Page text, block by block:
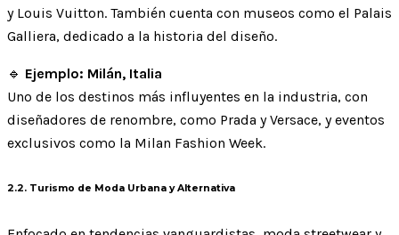
y Louis Vuitton. También cuenta con museos como el Palais
Galliera, dedicado a la historia del diseño.
🔹 Ejemplo: Milán, Italia
Uno de los destinos más influyentes en la industria, con
diseñadores de renombre, como Prada y Versace, y eventos
exclusivos como la Milan Fashion Week.
2.2. Turismo de Moda Urbana y Alternativa